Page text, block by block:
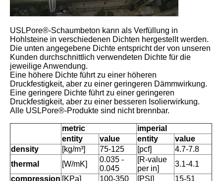
USLPore®-Schaumbeton kann als Verfüllung in
Hohlsteine in verschiedenen Dichten hergestellt werden.
Die unten angegebene Dichte entspricht der von unseren
Kunden durchschnittlich verwendeten Dichte für die
jeweilige Anwendung.
Eine höhere Dichte führt zu einer höheren
Druckfestigkeit, aber zu einer geringeren Dämmwirkung.
Eine geringere Dichte führt zu einer geringeren
Druckfestigkeit, aber zu einer besseren Isolierwirkung.
Alle USLPore®-Produkte sind nicht brennbar.
metric
imperial
entity
value entity
value
density
[kg/m³] 75-125 [pcf]
4.7-7.8
thermal
[W/mK]
0.035 -
0.045
[R-value
per in]
3.1-4.1
compression [KPa] 100-350 [PSI] 15-51